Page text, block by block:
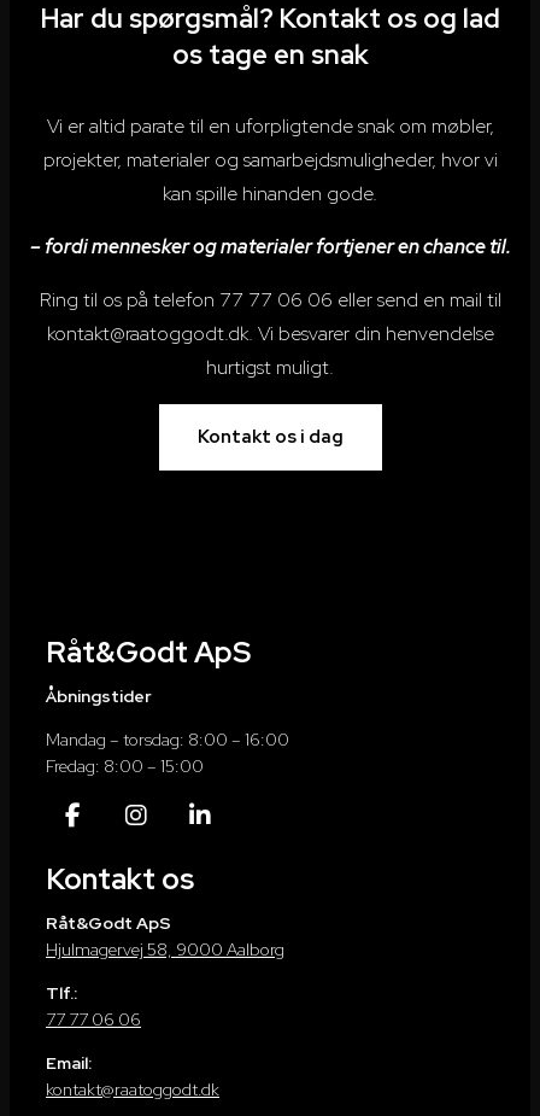
Har du spørgsmål? Kontakt os og lad
os tage en snak
Vi er altid parate til en uforpligtende snak om møbler,
projekter, materialer og samarbejdsmuligheder, hvor vi
kan spille hinanden gode.
– fordi mennesker og materialer fortjener en chance til.
Ring til os på telefon 77 77 06 06 eller send en mail til
kontakt@raatoggodt.dk. Vi besvarer din henvendelse
hurtigst muligt.
Kontakt os i dag
Råt&Godt ApS
Åbningstider
Mandag – torsdag: 8:00 – 16:00
Fredag: 8:00 – 15:00
Kontakt os
Råt&Godt ApS
Hjulmagervej 58, 9000 Aalborg
Tlf.:
77 77 06 06
Email:
kontakt@raatoggodt.dk